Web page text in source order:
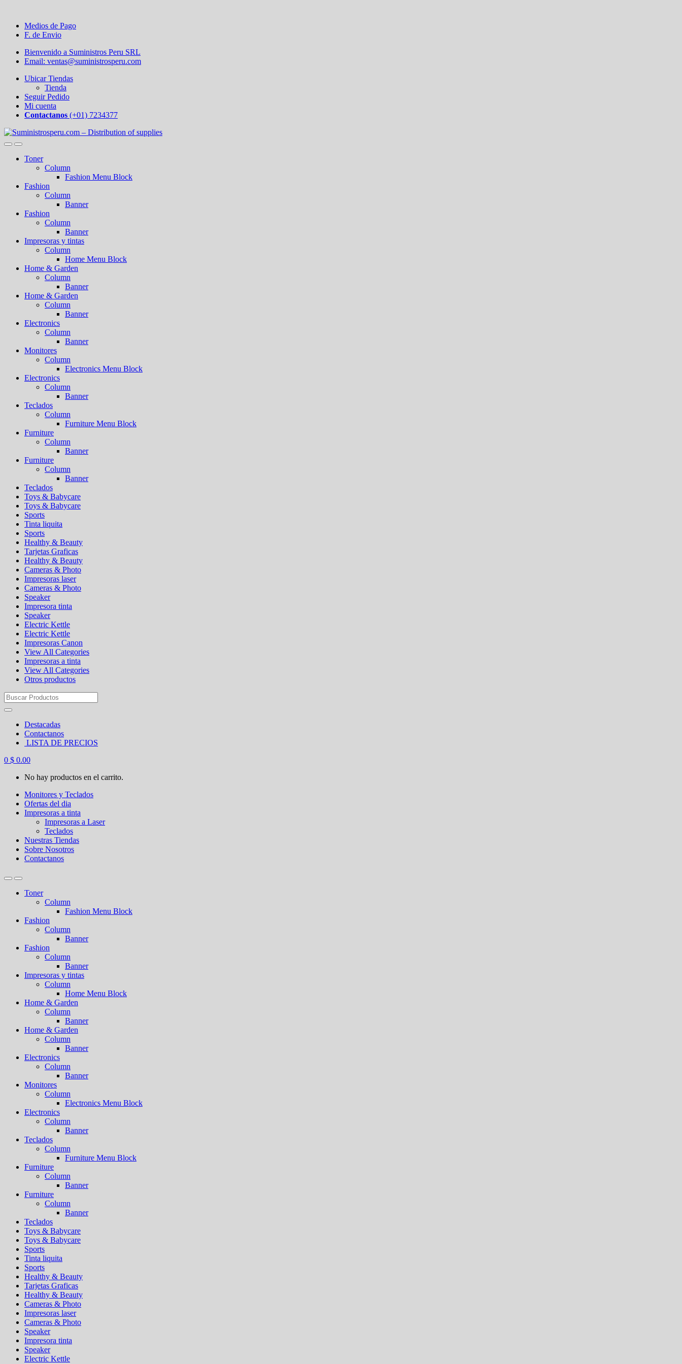
Medios de Pago
F. de Envio
Bienvenido a Suministros Peru SRL
Email: ventas@suministrosperu.com
Ubicar Tiendas
Tienda
Seguir Pedido
Mi cuenta
Contactanos (+01) 7234377
Toner
Column
Fashion Menu Block
Fashion
Column
Banner
Fashion
Column
Banner
Impresoras y tintas
Column
Home Menu Block
Home & Garden
Column
Banner
Home & Garden
Column
Banner
Electronics
Column
Banner
Monitores
Column
Electronics Menu Block
Electronics
Column
Banner
Teclados
Column
Furniture Menu Block
Furniture
Column
Banner
Furniture
Column
Banner
Teclados
Toys & Babycare
Toys & Babycare
Sports
Tinta liquita
Sports
Healthy & Beauty
Tarjetas Graficas
Healthy & Beauty
Cameras & Photo
Impresoras laser
Cameras & Photo
Speaker
Impresora tinta
Speaker
Electric Kettle
Electric Kettle
Impresoras Canon
View All Categories
Impresoras a tinta
View All Categories
Otros productos
Search
for:
Destacadas
Contactanos
LISTA DE PRECIOS
0 $ 0.00
No hay productos en el carrito.
Monitores y Teclados
Ofertas del dia
Impresoras a tinta
Impresoras a Laser
Teclados
Nuestras Tiendas
Sobre Nosotros
Contactanos
Toner
Column
Fashion Menu Block
Fashion
Column
Banner
Fashion
Column
Banner
Impresoras y tintas
Column
Home Menu Block
Home & Garden
Column
Banner
Home & Garden
Column
Banner
Electronics
Column
Banner
Monitores
Column
Electronics Menu Block
Electronics
Column
Banner
Teclados
Column
Furniture Menu Block
Furniture
Column
Banner
Furniture
Column
Banner
Teclados
Toys & Babycare
Toys & Babycare
Sports
Tinta liquita
Sports
Healthy & Beauty
Tarjetas Graficas
Healthy & Beauty
Cameras & Photo
Impresoras laser
Cameras & Photo
Speaker
Impresora tinta
Speaker
Electric Kettle